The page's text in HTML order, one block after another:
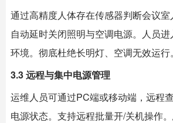
通过高精度人体存在传感器判断会议
自动延时关闭照明与空调电源。人员
环境。彻底杜绝长明灯、空调无效运行。
3.3 远程与集中电源管理
运维人员可通过PC端或移动端，远程
电源状态。支持远程批量开/关机操作